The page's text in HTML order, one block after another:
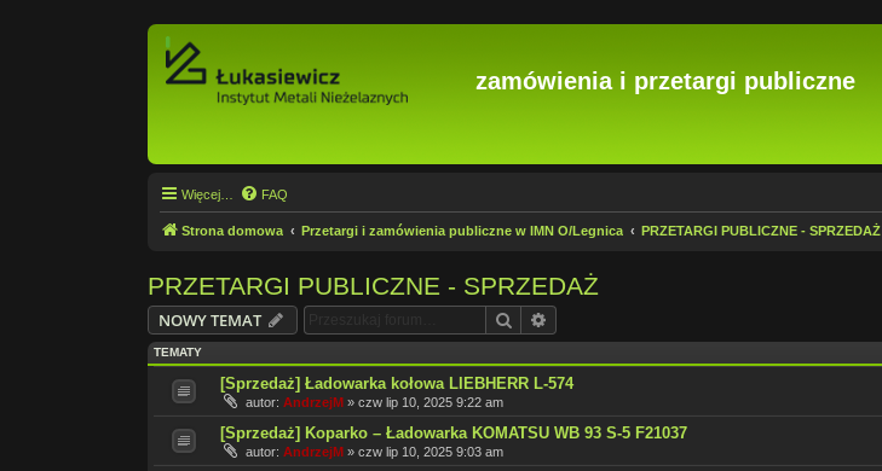
zamówienia i przetargi publiczne
Więcej… FAQ
Strona domowa Przetargi i zamówienia publiczne w IMN O/Legnica PRZETARGI PUBLICZNE - SPRZEDAŻ
PRZETARGI PUBLICZNE - SPRZEDAŻ
NOWY TEMAT Szukaj
TEMATY
[Sprzedaż] Ładowarka kołowa LIEBHERR L-574
autor: AndrzejM » czw lip 10, 2025 9:22 am
[Sprzedaż] Koparko – Ładowarka KOMATSU WB 93 S-5 F21037
autor: AndrzejM » czw lip 10, 2025 9:03 am